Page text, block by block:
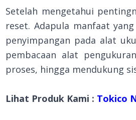
Setelah mengetahui
reset. Adapula manfaat
penyimpangan pada alat
pembacaan alat
proses, hingga mendukung
Lihat Produk Kami : Tokico